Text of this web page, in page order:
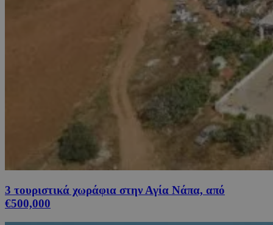
3 τουριστικά χωράφια στην Αγία Νάπα, από
€500,000